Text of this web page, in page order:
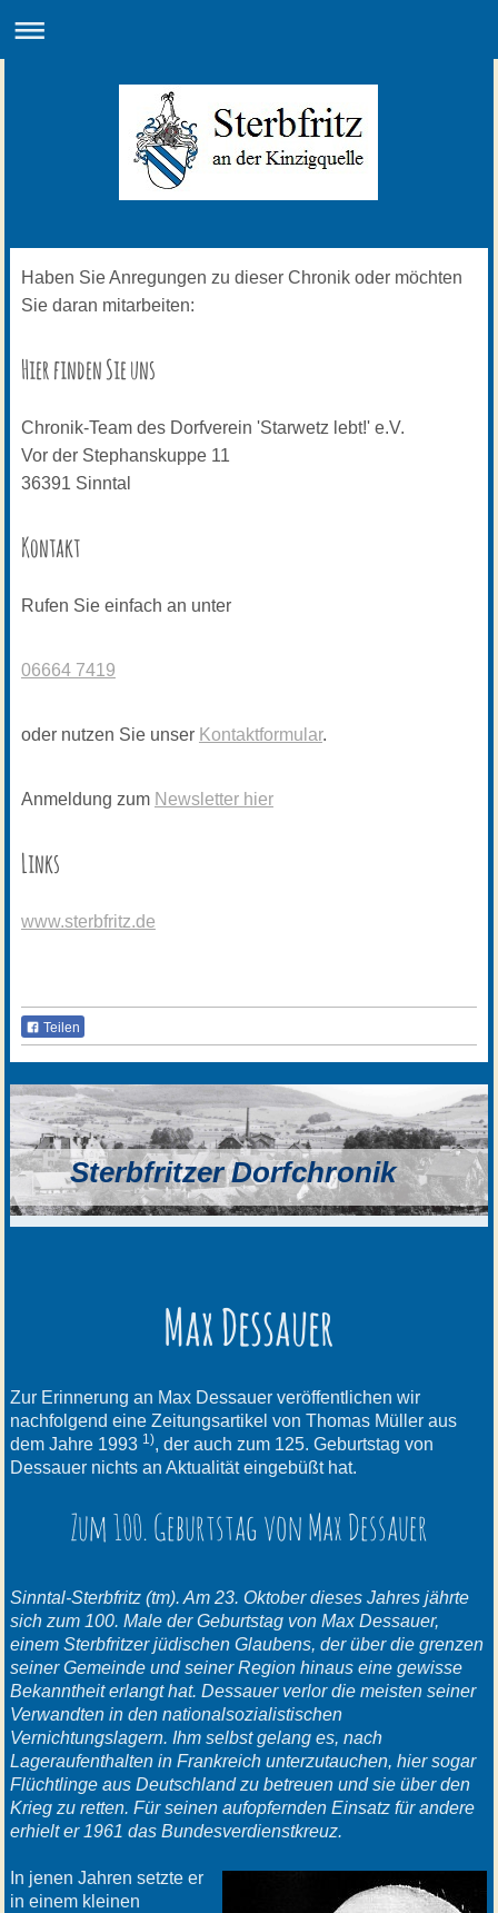
Haben Sie Anregungen zu dieser Chronik oder möchten
Sie daran mitarbeiten:
Hier finden Sie uns
Chronik-Team des Dorfverein 'Starwetz lebt!' e.V.
Vor der Stephanskuppe 11
36391 Sinntal
Kontakt
Rufen Sie einfach an unter
06664 7419
oder nutzen Sie unser Kontaktformular.
Anmeldung zum Newsletter hier
Links
www.sterbfritz.de
Teilen
Sterbfritzer Dorfchronik
Max Dessauer
Zur Erinnerung an Max Dessauer veröffentlichen wir
nachfolgend eine Zeitungsartikel von Thomas Müller aus
dem Jahre 1993 1), der auch zum 125. Geburtstag von
Dessauer nichts an Aktualität eingebüßt hat.
Zum 100. Geburtstag von Max Dessauer
Sinntal-Sterbfritz (tm). Am 23. Oktober dieses Jahres jährte
sich zum 100. Male der Geburtstag von Max Dessauer,
einem Sterbfritzer jüdischen Glaubens, der über die grenzen
seiner Gemeinde und seiner Region hinaus eine gewisse
Bekanntheit erlangt hat. Dessauer verlor die meisten seiner
Verwandten in den nationalsozialistischen
Vernichtungslagern. Ihm selbst gelang es, nach
Lageraufenthalten in Frankreich unterzutauchen, hier sogar
Flüchtlinge aus Deutschland zu betreuen und sie über den
Krieg zu retten. Für seinen aufopfernden Einsatz für andere
erhielt er 1961 das Bundesverdienstkreuz.
In jenen Jahren setzte er
in einem kleinen